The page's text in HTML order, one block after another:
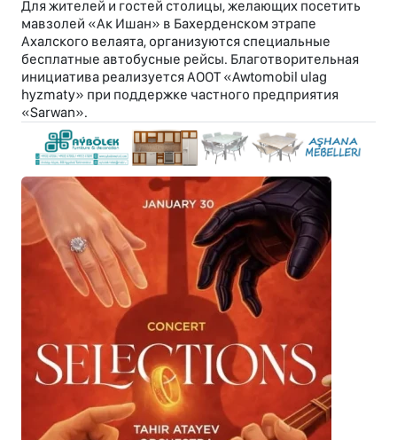
Для жителей и гостей столицы, желающих посетить
мавзолей «Ак Ишан» в Бахерденском этрапе
Ахалского велаята, организуются специальные
бесплатные автобусные рейсы. Благотворительная
инициатива реализуется АООТ «Awtomobil ulag
hyzmaty» при поддержке частного предприятия
«Sarwan».